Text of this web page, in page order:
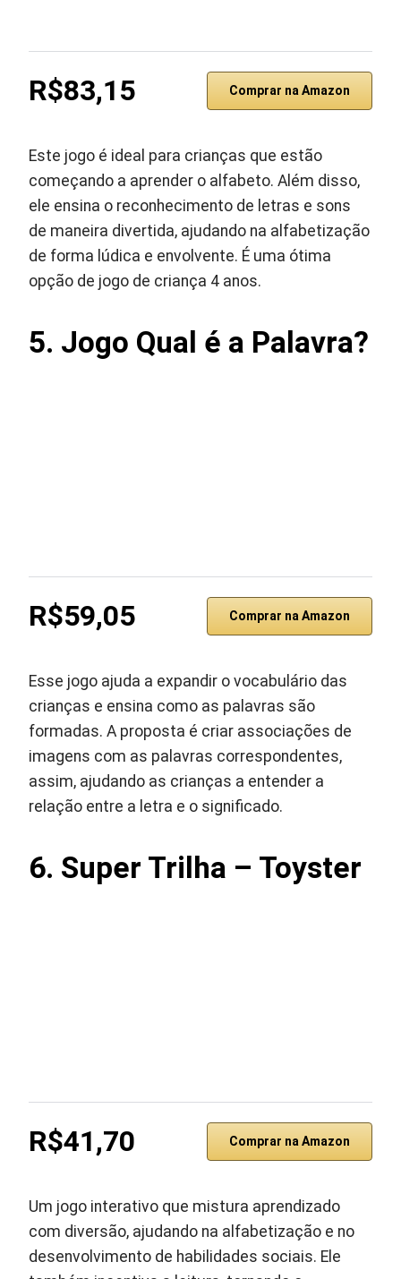
R$83,15 Comprar na Amazon
Este jogo é ideal para crianças que estão
começando a aprender o alfabeto. Além disso,
ele ensina o reconhecimento de letras e sons
de maneira divertida, ajudando na alfabetização
de forma lúdica e envolvente. É uma ótima
opção de jogo de criança 4 anos.
5. Jogo Qual é a Palavra?
R$59,05 Comprar na Amazon
Esse jogo ajuda a expandir o vocabulário das
crianças e ensina como as palavras são
formadas. A proposta é criar associações de
imagens com as palavras correspondentes,
assim, ajudando as crianças a entender a
relação entre a letra e o significado.
6. Super Trilha – Toyster
R$41,70 Comprar na Amazon
Um jogo interativo que mistura aprendizado
com diversão, ajudando na alfabetização e no
desenvolvimento de habilidades sociais. Ele